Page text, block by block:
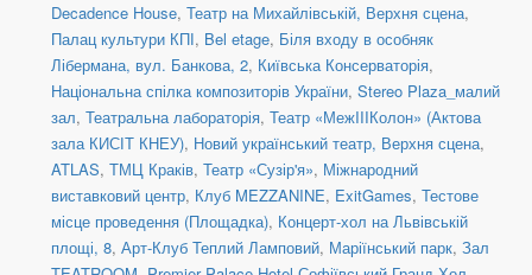
Decadence House, Театр на Михайлівській, Верхня сцена,
Палац культури КПІ, Bel etage, Біля входу в особняк
Лібермана, вул. Банкова, 2, Київська Консерваторія,
Національна спілка композиторів України, Stereo Plaza_малий
зал, Театральна лабораторія, Театр «МежIIIКолон» (Актова
зала КИСІТ КНЕУ), Новий український театр, Верхня сцена,
ATLAS, ТМЦ Краків, Театр «Сузір'я», Міжнародний
виставковий центр, Клуб MEZZANINE, ExitGames, Тестове
місце проведення (Площадка), Концерт-хол на Львівській
площі, 8, Арт-Клуб Теплий Ламповий, Маріїнський парк, Зал